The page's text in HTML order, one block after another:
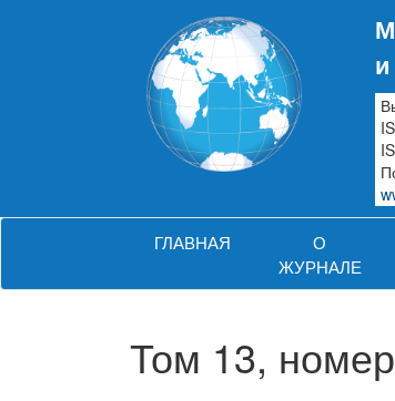
ГЛАВНАЯ
О
ЖУРНАЛЕ
Том 13,